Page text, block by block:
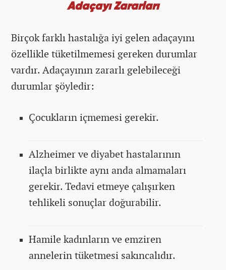
Adaçayı Zararları
Birçok farklı hastalığa iyi gelen adaçayını
özellikle tüketilmemesi gereken durumlar
vardır. Adaçayının zararlı gelebileceği
durumlar şöyledir:
Çocukların içmemesi gerekir.
Alzheimer ve diyabet hastalarının
ilaçla birlikte aynı anda almamaları
gerekir. Tedavi etmeye çalışırken
tehlikeli sonuçlar doğurabilir.
Hamile kadınların ve emziren
annelerin tüketmesi sakıncalıdır.